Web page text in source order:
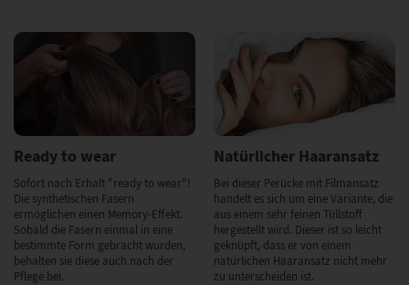
Ready to wear
Sofort nach Erhalt "ready to wear"!
Die synthetischen Fasern
ermöglichen einen Memory-Effekt.
Sobald die Fasern einmal in eine
bestimmte Form gebracht wurden,
behalten sie diese auch nach der
Pflege bei.
Natürlicher Haaransatz
Bei dieser Perücke mit Filmansatz
handelt es sich um eine Variante, die
aus einem sehr feinen Tüllstoff
hergestellt wird. Dieser ist so leicht
geknüpft, dass er von einem
natürlichen Haaransatz nicht mehr
zu unterscheiden ist.